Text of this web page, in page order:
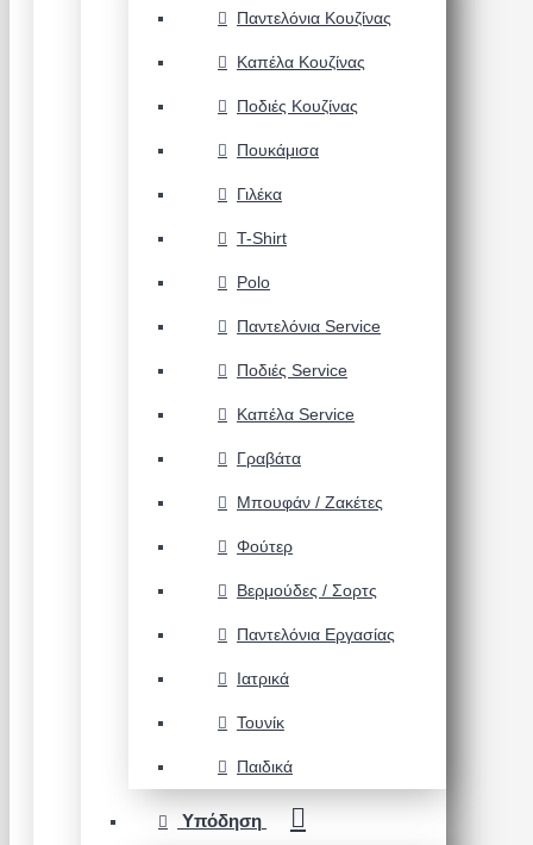
Παντελόνια Κουζίνας
Καπέλα Κουζίνας
Ποδιές Κουζίνας
Πουκάμισα
Γιλέκα
T-Shirt
Polo
Παντελόνια Service
Ποδιές Service
Καπέλα Service
Γραβάτα
Μπουφάν / Ζακέτες
Φούτερ
Βερμούδες / Σορτς
Παντελόνια Εργασίας
Ιατρικά
Τουνίκ
Παιδικά
Υπόδηση